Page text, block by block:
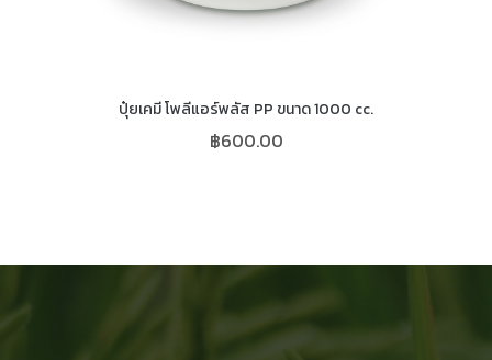
ปุ๋ยเคมี โพลีแอร์พลัส PP ขนาด 1000 cc.
฿600.00